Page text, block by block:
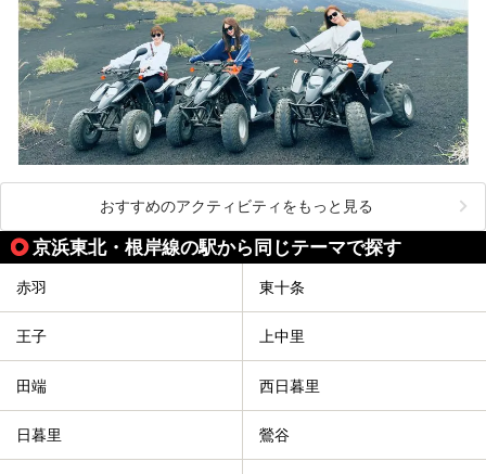
おすすめのアクティビティをもっと見る
京浜東北・根岸線の駅から同じテーマで探す
赤羽 東十条
王子 上中里
田端 西日暮里
日暮里 鶯谷